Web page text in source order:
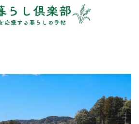
払い方法｜ICカードから車内精算
手順とトラブル対処